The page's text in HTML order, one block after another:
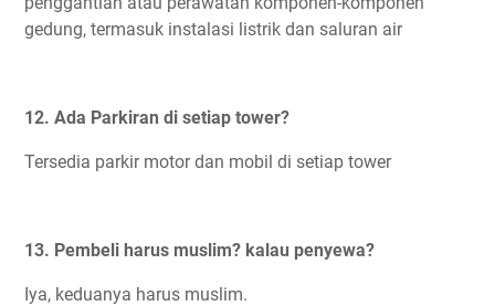
gedung, termasuk instalasi listrik dan saluran air
12. Ada Parkiran di setiap tower?
Tersedia parkir motor dan mobil di setiap tower
13. Pembeli harus muslim? kalau penyewa?
Iya, keduanya harus muslim.